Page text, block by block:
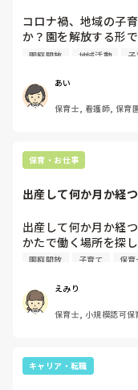
コロナ禍、地域の子
か？園を解放する形
せていますか？孤立
園庭開放 地域活動
あい
保育士, 看護師, 保育
保育・お仕事
出産して何か月か経
出産して何か月か経
かたで働く場所を探
か？
園庭開放 子育て 保育
えみり
保育士, 小規模認可保
キャリア・転職